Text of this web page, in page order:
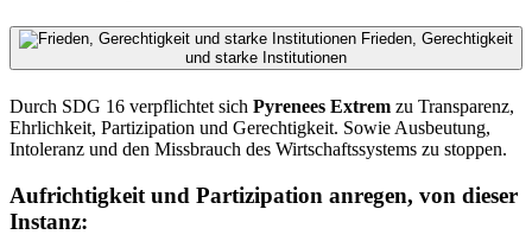
Frieden, Gerechtigkeit
und starke Institutionen
Durch SDG 16 verpflichtet sich Pyrenees Extrem zu Transparenz,
Ehrlichkeit, Partizipation und Gerechtigkeit. Sowie Ausbeutung,
Intoleranz und den Missbrauch des Wirtschaftssystems zu stoppen.
Aufrichtigkeit und Partizipation anregen, von dieser
Instanz: